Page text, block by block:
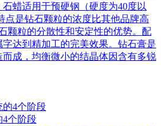
蜡适用于预硬钢（硬度为40度以
点是钻石颗粒的浓度比其他品牌高
颗粒的分散性和安定性的优势。配
达到精加工的完美效果。钻石膏是
成，均衡微小的结晶体因含有多锐
4个阶段